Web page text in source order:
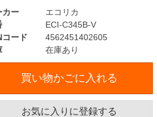
ECI-C345B-V
ード
4562451402605
在庫あり
カー エコリカ
買い物かごに入れる
お気に入りに登録する